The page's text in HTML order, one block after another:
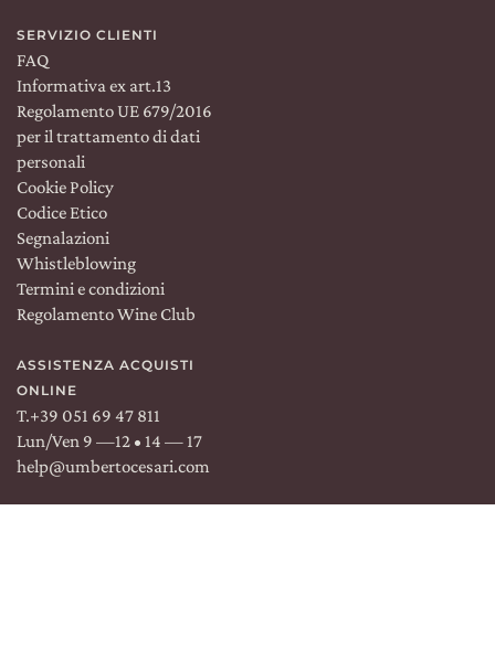
Spedizione:WORLDWIDE
SERVIZIO CLIENTI
FAQ
Informativa ex art.13
Regolamento UE 679/2016
per il trattamento di dati
personali
Cookie Policy
Codice Etico
Segnalazioni
Whistleblowing
Termini e condizioni
Regolamento Wine Club
ASSISTENZA ACQUISTI
ONLINE
T.+39 051 69 47 811
Lun/Ven 9 —12 • 14 — 17
help@umbertocesari.com